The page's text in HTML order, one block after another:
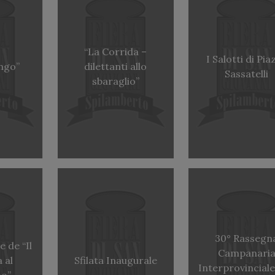
“La Corrida –
dilettanti allo
sbaraglio”
I Salotti di
Sassatelli
de “Il
al
Sfilata Inaugurale
30°
Campanaria
Interprovinciale